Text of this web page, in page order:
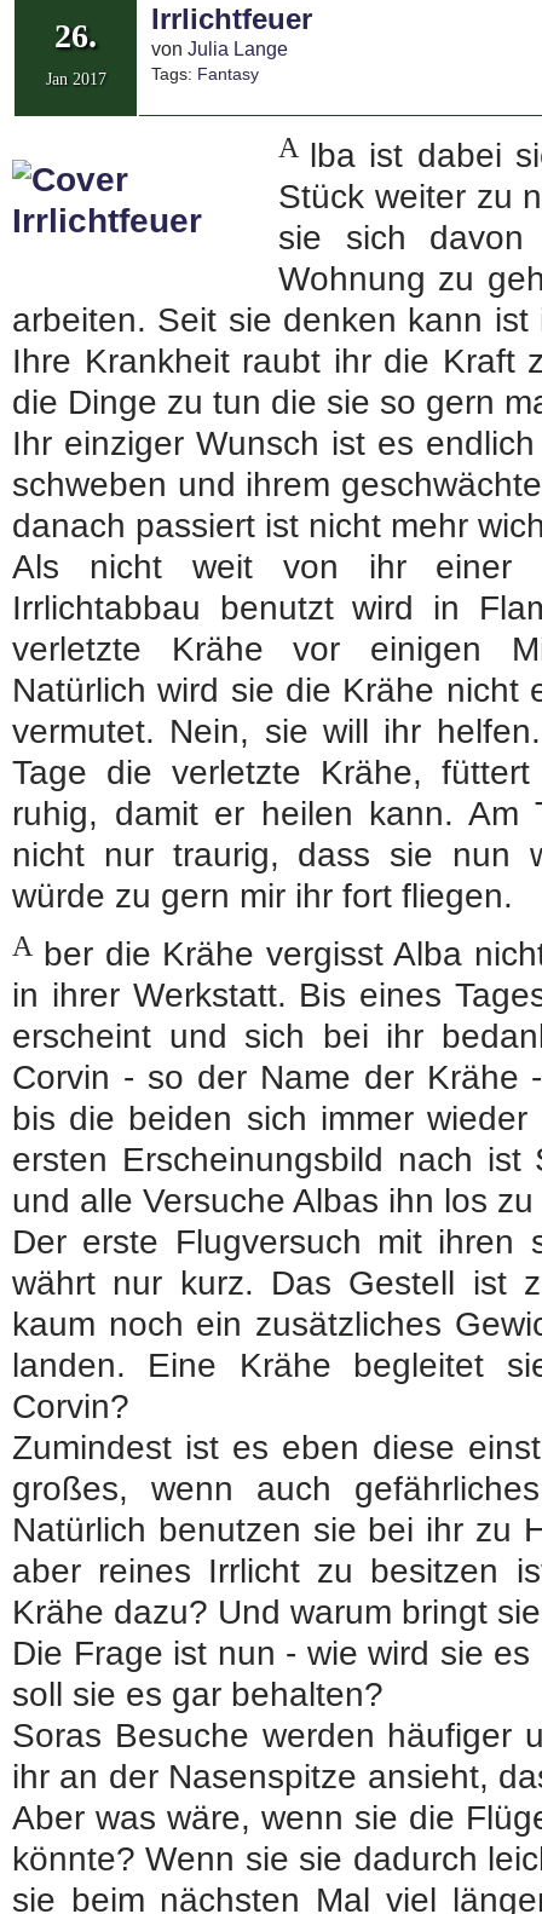
26.
Jan 2017
Irrlichtfeuer
von Julia Lange
Tags: Fantasy
A lba ist dabei
Stück weiter zu
sie sich
Wohnung zu
arbeiten. Seit sie denken kann
Ihre Krankheit raubt ihr die Kraft
die Dinge zu tun die sie so gern
Ihr einziger Wunsch ist es
schweben und ihrem
danach passiert ist nicht mehr
Als nicht weit von ihr einer
Irrlichtabbau benutzt wird in
verletzte Krähe vor einigen
Natürlich wird sie die Krähe nicht
vermutet. Nein, sie will ihr
Tage die verletzte Krähe,
ruhig, damit er heilen kann. Am
nicht nur traurig, dass sie nun
würde zu gern mir ihr fort fliegen.
A ber die Krähe vergisst Alba
in ihrer Werkstatt. Bis eines
erscheint und sich bei ihr
Corvin - so der Name der Krähe
bis die beiden sich immer
ersten Erscheinungsbild nach ist
und alle Versuche Albas ihn los
Der erste Flugversuch mit ihren
währt nur kurz. Das Gestell ist
kaum noch ein zusätzliches
landen. Eine Krähe begleitet
Corvin?
Zumindest ist es eben diese
großes, wenn auch
Natürlich benutzen sie bei ihr zu
aber reines Irrlicht zu besitzen
Krähe dazu? Und warum bringt
Die Frage ist nun - wie wird sie
soll sie es gar behalten?
Soras Besuche werden häufiger
ihr an der Nasenspitze ansieht,
Aber was wäre, wenn sie die
könnte? Wenn sie sie dadurch
sie beim nächsten Mal viel